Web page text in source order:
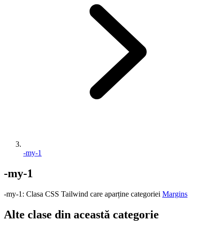
-my-1
-my-1
-my-1 : Clasa CSS Tailwind care aparține categoriei Margins
Alte clase din această categorie